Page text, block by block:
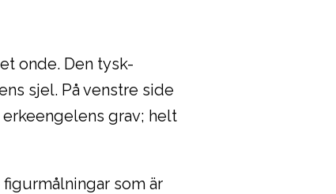
onde. Den tysk-
sjel. På venstre side
grav; helt
som är